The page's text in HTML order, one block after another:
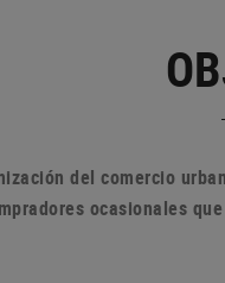
del comercio
ocasionales